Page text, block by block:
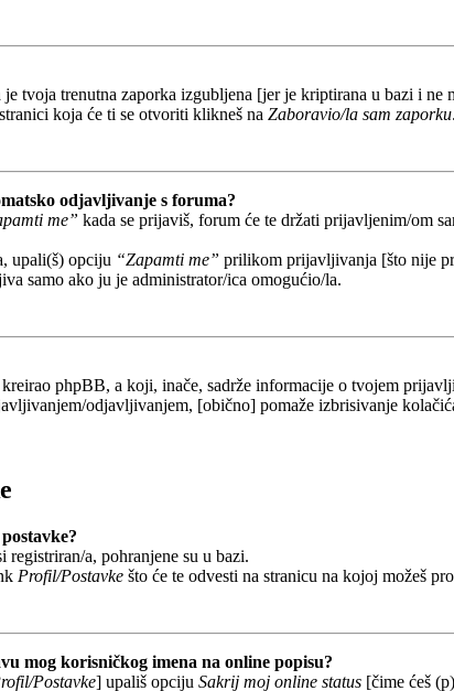
je tvoja trenutna zaporka izgubljena [jer je kriptirana u bazi i
koja će ti se otvoriti klikneš na Zaboravio/la sam zaporku
odjavljivanje s foruma?
me” kada se prijaviš, forum će te držati prijavljenim/om
upali(š) opciju “Zapamti me” prilikom prijavljivanja [što nije
samo ako ju je administrator/ica omogućio/la.
phpBB, a koji, inače, sadrže informacije o tvojem
odjavljivanjem, [obično] pomaže izbrisivanje
registriran/a, pohranjene su u bazi.
Profil/Postavke što će te odvesti na stranicu na kojoj možeš
mog korisničkog imena na online popisu?
Postavke] upališ opciju Sakrij moj online status [čime ćeš